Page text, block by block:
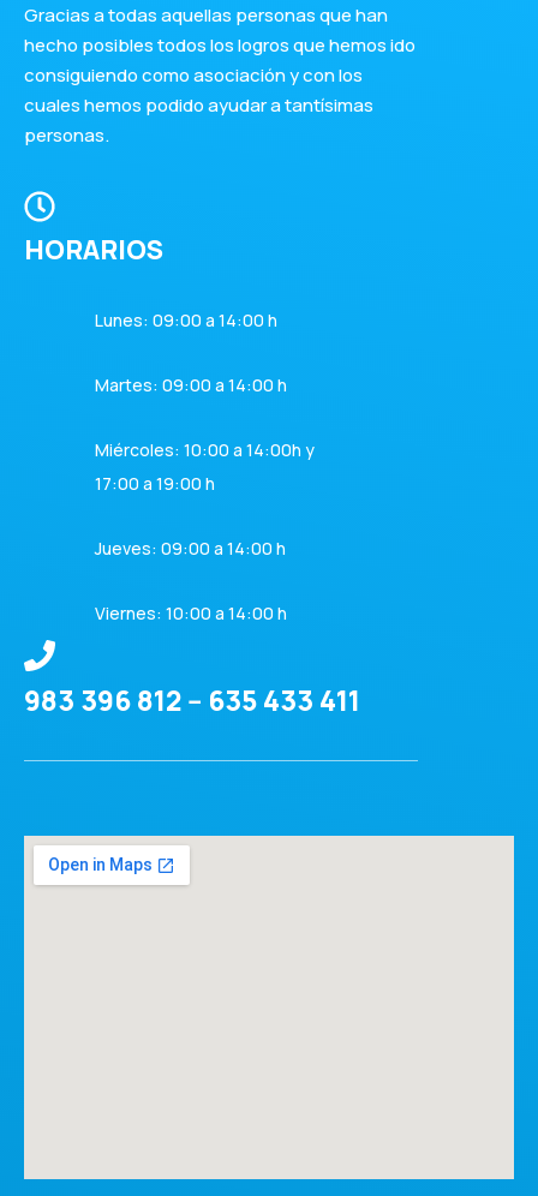
Gracias a todas aquellas personas que han
hecho posibles todos los logros que hemos ido
consiguiendo como asociación y con los
cuales hemos podido ayudar a tantísimas
personas.
HORARIOS
Lunes: 09:00 a 14:00 h
Martes: 09:00 a 14:00 h
Miércoles: 10:00 a 14:00h y
17:00 a 19:00 h
Jueves: 09:00 a 14:00 h
Viernes: 10:00 a 14:00 h
983 396 812 -- 635 433 411